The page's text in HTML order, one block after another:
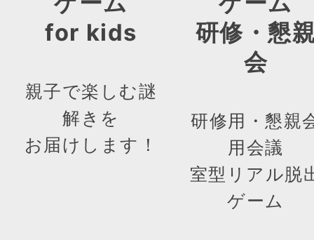
for kids
親子で楽しむ謎
解きを
お届けします！
研修・懇
会
研修用・懇親
用会議
室型リアル脱
ゲーム